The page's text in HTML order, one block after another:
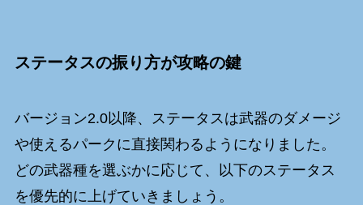
ステータスの振り方が攻略の鍵
バージョン2.0以降、ステータスは武器のダメージ
や使えるパークに直接関わるようになりました。
どの武器種を選ぶかに応じて、以下のステータス
を優先的に上げていきましょう。